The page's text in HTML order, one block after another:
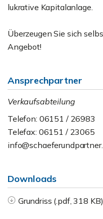
lukrative Kapitalanlage.
Überzeugen Sie sich
Angebot!
Ansprechpartner
Verkaufsabteilung
Telefon: 06151 / 26983
Telefax: 06151 / 23065
Downloads
Grundriss (.pdf, 318 KB)